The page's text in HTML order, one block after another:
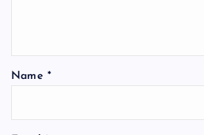
i
Name *